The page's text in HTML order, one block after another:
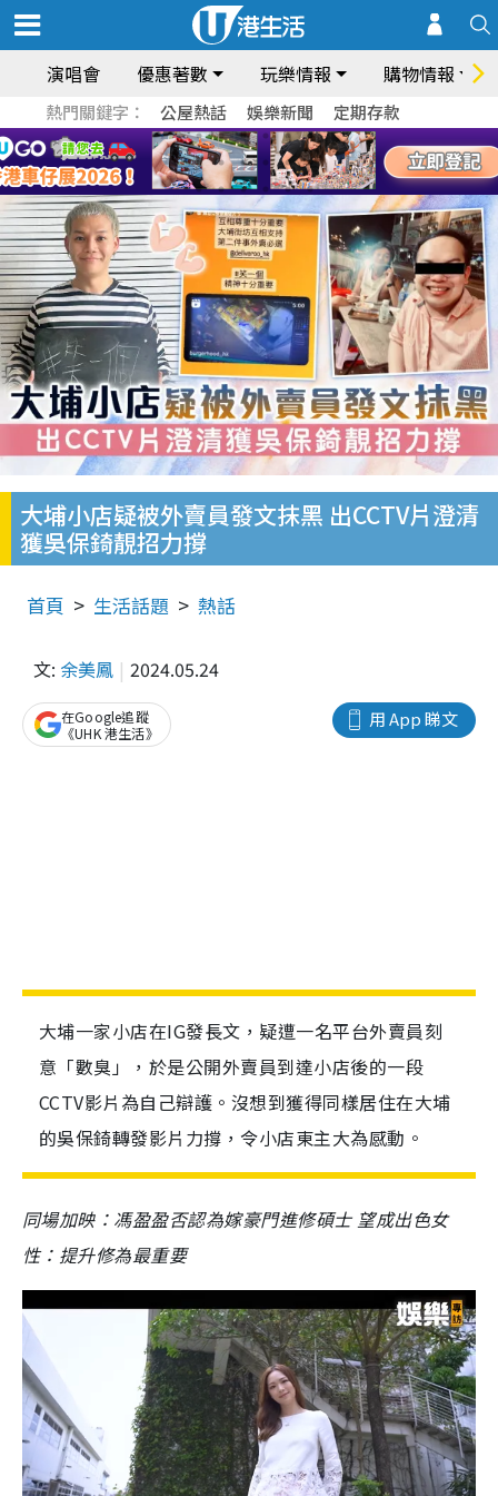
演唱會 優惠著數 玩樂情報 購物情報
熱門關鍵字： 公屋熱話 娛樂新聞 定期存款
大埔小店疑被外賣員發文抹黑 出CCTV片澄清
獲吳保錡靚招力撐
首頁 生活話題 熱話
文: 余美鳳 2024.05.24
用 App 睇文
在Google追蹤
《UHK 港生活》
大埔一家小店在IG發長文，疑遭一名平台外賣員刻
意「數臭」，於是公開外賣員到達小店後的一段
CCTV影片為自己辯護。沒想到獲得同樣居住在大埔
的吳保錡轉發影片力撐，令小店東主大為感動。
同場加映：馮盈盈否認為嫁豪門進修碩士 望成出色女
性：提升修為最重要